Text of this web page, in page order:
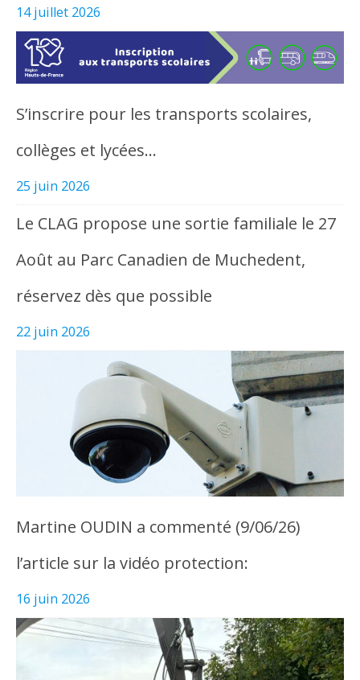
14 juillet 2026
S’inscrire pour les transports scolaires,
collèges et lycées…
25 juin 2026
Le CLAG propose une sortie familiale le 27
Août au Parc Canadien de Muchedent,
réservez dès que possible
22 juin 2026
Martine OUDIN a commenté (9/06/26)
l’article sur la vidéo protection:
16 juin 2026